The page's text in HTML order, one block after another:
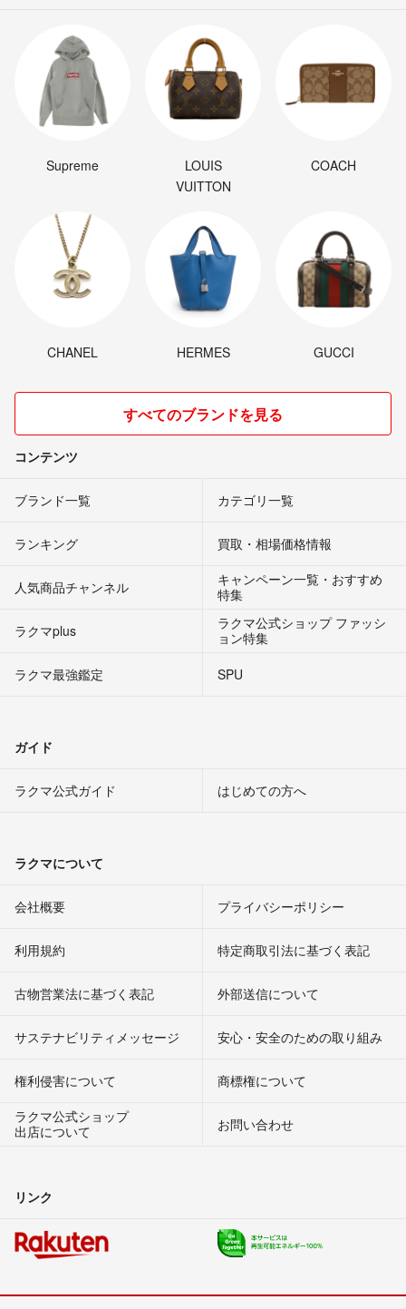
Supreme
LOUIS
VUITTON
COACH
CHANEL HERMES GUCCI
すべてのブランドを見る
コンテンツ
ブランド一覧 カテゴリ一覧
ランキング 買取・相場価格情報
人気商品チャンネル
キャンペーン一覧・おすすめ
特集
ラクマplus
ラクマ公式ショップ ファッシ
ョン特集
ラクマ最強鑑定
SPU
ガイド
ラクマ公式ガイド はじめての方へ
ラクマについて
会社概要 プライバシーポリシー
利用規約 特定商取引法に基づく表記
古物営業法に基づく表記 外部送信について
サステナビリティメッセージ 安心・安全のための取り組み
権利侵害について
商標権について
ラクマ公式ショップ
出店について
お問い合わせ
リンク